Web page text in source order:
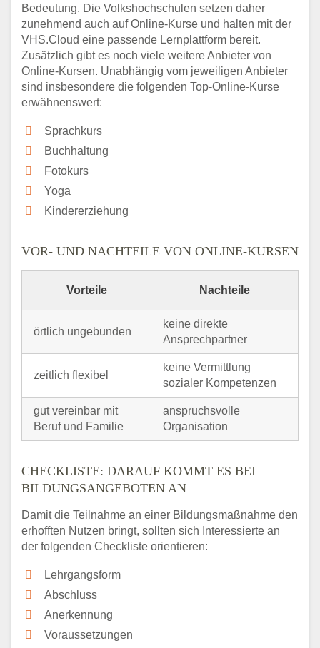
Bedeutung. Die Volkshochschulen setzen daher
zunehmend auch auf Online-Kurse und halten mit der
VHS.Cloud eine passende Lernplattform bereit.
Zusätzlich gibt es noch viele weitere Anbieter von
Online-Kursen. Unabhängig vom jeweiligen Anbieter
sind insbesondere die folgenden Top-Online-Kurse
erwähnenswert:
Sprachkurs
Buchhaltung
Fotokurs
Yoga
Kindererziehung
VOR- UND NACHTEILE VON ONLINE-KURSEN
Vorteile Nachteile
örtlich ungebunden
keine direkte
Ansprechpartner
zeitlich flexibel
keine Vermittlung
sozialer Kompetenzen
gut vereinbar mit
Beruf und Familie
anspruchsvolle
Organisation
CHECKLISTE: DARAUF KOMMT ES BEI
BILDUNGSANGEBOTEN AN
Damit die Teilnahme an einer Bildungsmaßnahme den
erhofften Nutzen bringt, sollten sich Interessierte an
der folgenden Checkliste orientieren:
Lehrgangsform
Abschluss
Anerkennung
Voraussetzungen